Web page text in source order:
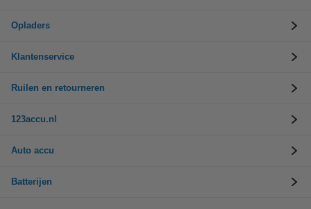
Opladers
Klantenservice
Ruilen en retourneren
123accu.nl
Auto accu
Batterijen